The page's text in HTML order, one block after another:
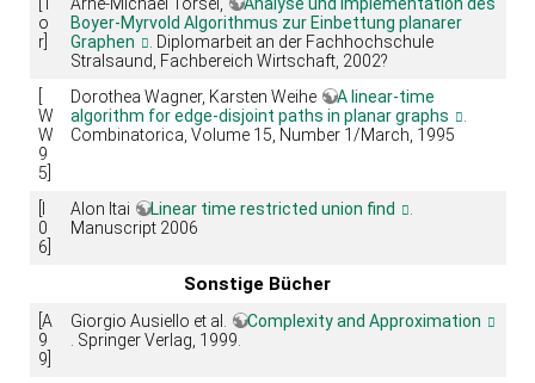
o
r]
Boyer-Myrvold Algorithmus zur Einbettung planarer
Graphen
. Diplomarbeit an der Fachhochschule
Stralsaund, Fachbereich Wirtschaft, 2002?
W
W
9
5]
Dorothea Wagner, Karsten Weihe
A linear-time
algorithm for edge-disjoint paths in planar graphs
Combinatorica, Volume 15, Number 1/March, 1995
0
6]
Alon Itai Linear time restricted union find
Manuscript 2006
Sonstige Bücher
[A
9
9]
Giorgio Ausiello et al.
Complexity and Approximation
. Springer Verlag, 1999.